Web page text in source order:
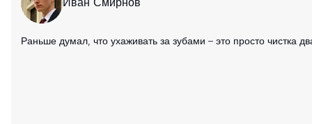
Раньше думал, что ухаживать за зубами – это просто чистка